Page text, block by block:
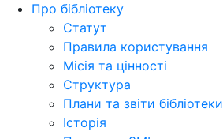
Про бібліотеку
Статут
Правила користування
Місія та цінності
Структура
Плани та звіти бібліотеки
Історія